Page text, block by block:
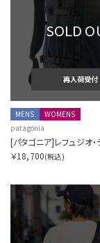
SOLD
再入荷受付
MENS
WOMENS
patagonia
[パタゴニア]レフュジオ・
￥18,700(税込)